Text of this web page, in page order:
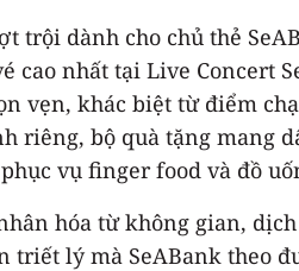
trội dành cho chủ thẻ
cao nhất tại Live Concert
vẹn, khác biệt từ điểm
riêng, bộ quà tặng mang
vụ finger food và đồ
hóa từ không gian,
triết lý mà SeABank theo